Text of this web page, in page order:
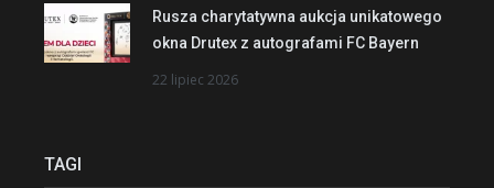
Rusza charytatywna aukcja unikatowego
okna Drutex z autografami FC Bayern
22 lipiec 2026
TAGI